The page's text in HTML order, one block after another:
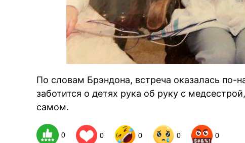
По словам Брэндона, встреча оказалась
заботится о детях рука об руку с
самом.
0 0 0 0 0